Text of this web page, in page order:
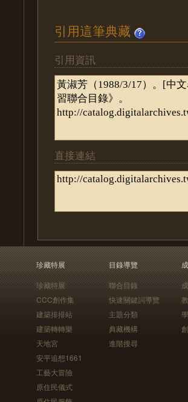
引用這筆典藏
引用資訊
直接連結
珍藏特展
珍藏特展
CCC創作集
建築排排站
建築轉轉樂
天地宮
安平追想1661
工藝大冒險
原住民儀式
目錄導覽
聯合目錄
快速關鍵詞導覽
主題分類
典藏機構
進階搜尋